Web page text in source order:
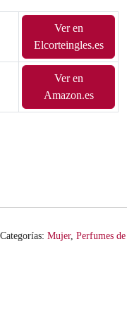
Ver en
Elcorteingles.es
Ver en
Amazon.es
Categorías: Mujer, Perfumes de